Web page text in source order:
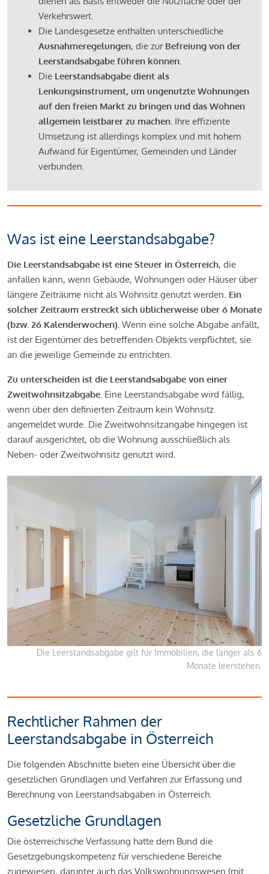
Verkehrswert.
Die Landesgesetze enthalten unterschiedliche
Ausnahmeregelungen, die zurBefreiung von der
Leerstandsabgabe führen können.
Die Leerstandsabgabe dient als
Lenkungsinstrument, um ungenutzte Wohnungen
auf den freien Markt zu bringen und das Wohnen
allgemein leistbarer zu machen. Ihre effiziente
Umsetzung ist allerdings komplex und mit hohem
Aufwand für Eigentümer, Gemeinden und Länder
verbunden.
Was ist eine Leerstandsabgabe?
Die Leerstandsabgabe ist eine Steuer in Österreich, die
anfallen kann, wenn Gebäude, Wohnungen oder Häuser über
längere Zeiträume nicht als Wohnsitz genutzt werden. Ein
solcher Zeitraum erstreckt sich üblicherweise über 6 Monate
(bzw. 26 Kalenderwochen). Wenn eine solche Abgabe anfällt,
ist der Eigentümer des betreffenden Objekts verpflichtet, sie
an die jeweilige Gemeinde zu entrichten.
Zu unterscheiden ist die Leerstandsabgabe von einer
Zweitwohnsitzabgabe. Eine Leerstandsabgabe wird fällig,
wenn über den definierten Zeitraum kein Wohnsitz
angemeldet wurde. Die Zweitwohnsitzangabe hingegen ist
darauf ausgerichtet, ob die Wohnung ausschließlich als
Neben- oder Zweitwohnsitz genutzt wird.
Die Leerstandsabgabe gilt für Immobilien, die länger als 6
Monate leerstehen.
Rechtlicher Rahmen der
Leerstandsabgabe in Österreich
Die folgenden Abschnitte bieten eine Übersicht über die
gesetzlichen Grundlagen und Verfahren zur Erfassung und
Berechnung von Leerstandsabgaben in Österreich.
Gesetzliche Grundlagen
Die österreichische Verfassung hatte dem Bund die
Gesetzgebungskompetenz für verschiedene Bereiche
zugewiesen, darunter auch das Volkswohnungswesen (mit